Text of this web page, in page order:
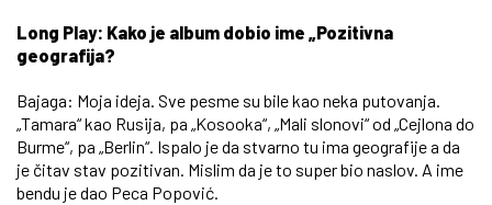
Long Play: Kako je album dobio ime „Pozitivna
geografija?
Bajaga: Moja ideja. Sve pesme su bile kao neka putovanja.
„Tamara“ kao Rusija, pa „Kosooka“, „Mali slonovi“ od „Cejlona do
Burme“, pa „Berlin“. Ispalo je da stvarno tu ima geografije a da
je čitav stav pozitivan. Mislim da je to super bio naslov. A ime
bendu je dao Peca Popović.